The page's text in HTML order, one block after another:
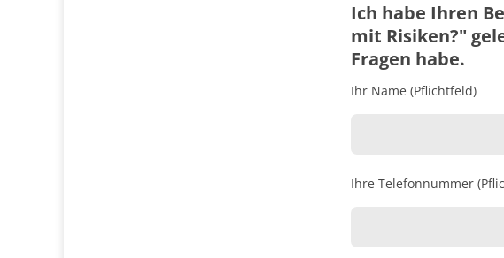
Ich habe Ihren
mit Risiken?"
Fragen habe.
Ihr Name (Pflichtfeld)
Ihre Telefonnummer